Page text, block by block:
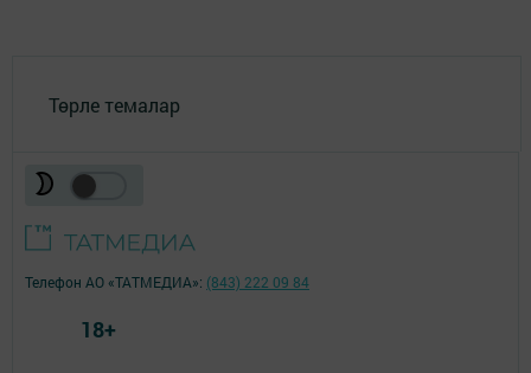
Төрле темалар
Телефон АО «ТАТМЕДИА»: (843) 222 09 84
18+